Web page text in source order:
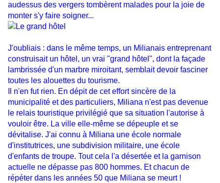
audessus des vergers tombèrent malades pour la joie de
monter s'y faire soigner...
J'oubliais : dans le même temps, un Milianais entreprenant
construisait un hôtel, un vrai "grand hôtel", dont la façade
lambrissée d'un marbre miroitant, semblait devoir fasciner
toutes les alouettes du tourisme.
Il n'en fut rien. En dépit de cet effort sincère de la
municipalité et des particuliers, Miliana n'est pas devenue
le relais touristique privilégié que sa situation l'autorise à
vouloir être. La ville elle-même se dépeuple et se
dévitalise. J'ai connu à Miliana une école normale
d'institutrices, une subdivision militaire, une école
d'enfants de troupe. Tout cela l'a désertée et la garnison
actuelle ne dépasse pas 800 hommes. Et chacun de
répéter dans les années 50 que Miliana se meurt !